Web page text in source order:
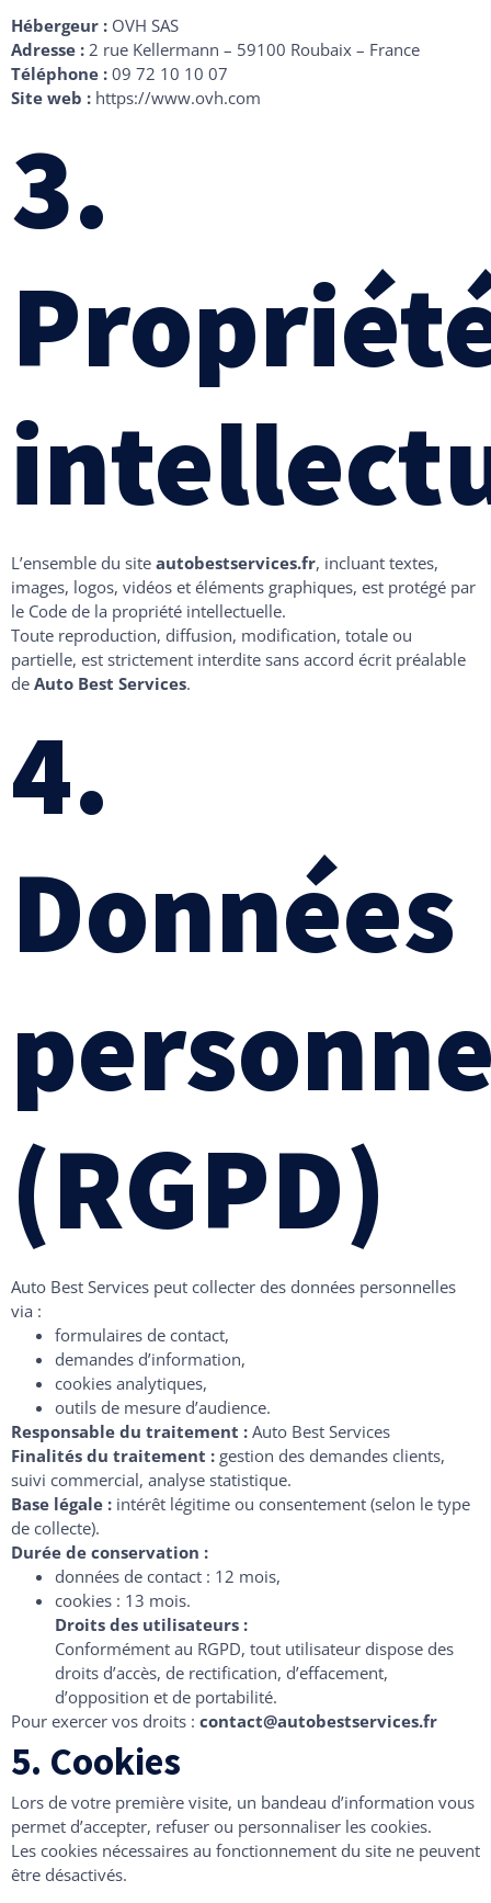
Hébergeur : OVH SAS
Adresse : 2 rue Kellermann – 59100 Roubaix – France
Téléphone : 09 72 10 10 07
Site web : https://www.ovh.com
3.
L’ensemble du site autobestservices.fr, incluant textes,
images, logos, vidéos et éléments graphiques, est protégé par
le Code de la propriété intellectuelle.
Toute reproduction, diffusion, modification, totale ou
partielle, est strictement interdite sans accord écrit préalable
de Auto Best Services.
4.
Données
(RGPD)
Auto Best Services peut collecter des données personnelles
via :
formulaires de contact,
demandes d’information,
cookies analytiques,
outils de mesure d’audience.
Responsable du traitement : Auto Best Services
Finalités du traitement : gestion des demandes clients,
suivi commercial, analyse statistique.
Base légale : intérêt légitime ou consentement (selon le type
de collecte).
Durée de conservation :
données de contact : 12 mois,
cookies : 13 mois.
Droits des utilisateurs :
Conformément au RGPD, tout utilisateur dispose des
droits d’accès, de rectification, d’effacement,
d’opposition et de portabilité.
Pour exercer vos droits : contact@autobestservices.fr
5. Cookies
Lors de votre première visite, un bandeau d’information vous
permet d’accepter, refuser ou personnaliser les cookies.
Les cookies nécessaires au fonctionnement du site ne peuvent
être désactivés.